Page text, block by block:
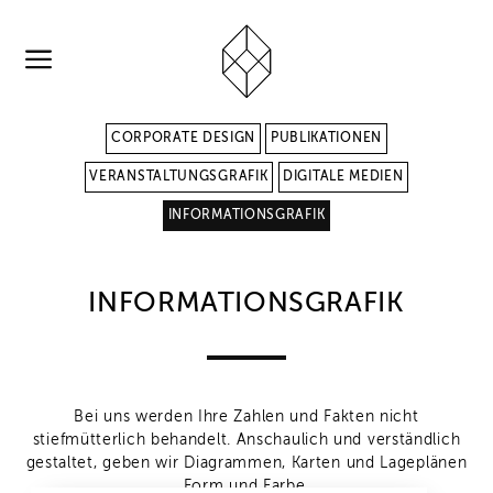
CORPORATE DESIGN PUBLIKATIONEN
VERANSTALTUNGSGRAFIK DIGITALE MEDIEN
INFORMATIONSGRAFIK
INFORMATIONSGRAFIK
Bei uns werden Ihre Zahlen und Fakten nicht
stiefmütterlich behandelt. Anschaulich und verständlich
gestaltet, geben wir Diagrammen, Karten und Lageplänen
Form und Farbe.